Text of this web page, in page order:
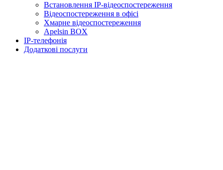
Встановлення IP-відеоспостереження
Відеоспостереження в офісі
Хмарне відеоспостереження
Apelsin BOX
IP-телефонія
Додаткові послуги